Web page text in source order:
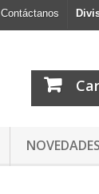
Contáctanos
NOVEDADES